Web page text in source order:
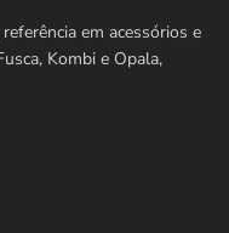
em acessórios e
Kombi e Opala,